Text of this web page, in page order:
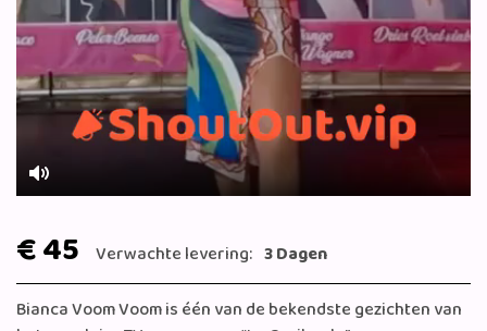
Mute
€ 45 Verwachte levering: 3 Dagen
Bianca Voom Voom is één van de bekendste gezichten van